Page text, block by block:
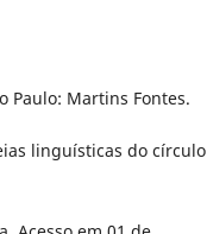
Paulo: Martins Fontes.
linguí­sticas do cí­rculo